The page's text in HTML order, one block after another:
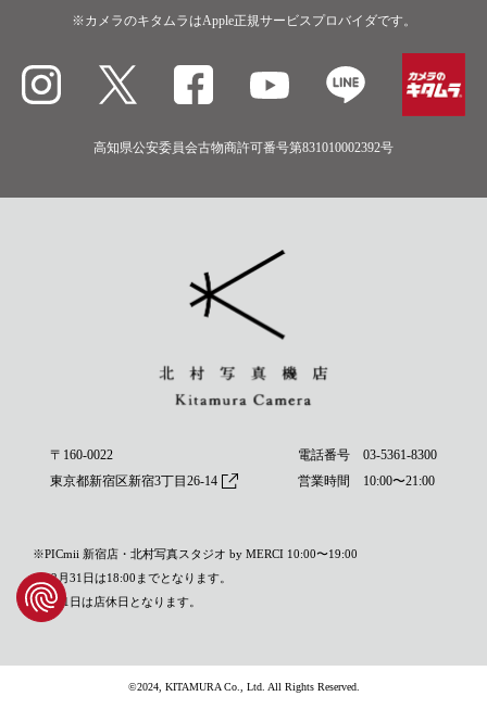
※カメラのキタムラはApple正規サービスプロバイダです。
高知県公安委員会古物商許可番号第831010002392号
〒160-0022
東京都新宿区新宿3丁目26-14
電話番号 03-5361-8300
営業時間 10:00〜21:00
※PICmii 新宿店・北村写真スタジオ by MERCI 10:00〜19:00
※12月31日は18:00までとなります。
※1月1日は店休日となります。
©2024, KITAMURA Co., Ltd. All Rights Reserved.